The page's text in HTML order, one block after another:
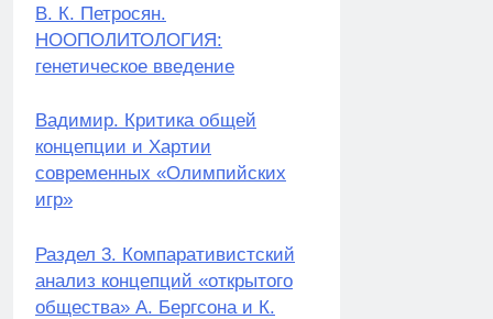
В. К. Петросян.
НООПОЛИТОЛОГИЯ:
генетическое введение
Вадимир. Критика общей
концепции и Хартии
современных «Олимпийских
игр»
Раздел 3. Компаративистский
анализ концепций «открытого
общества» А. Бергсона и К.